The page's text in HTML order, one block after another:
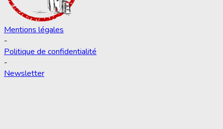
Mentions légales
-
Politique de confidentialité
-
Newsletter